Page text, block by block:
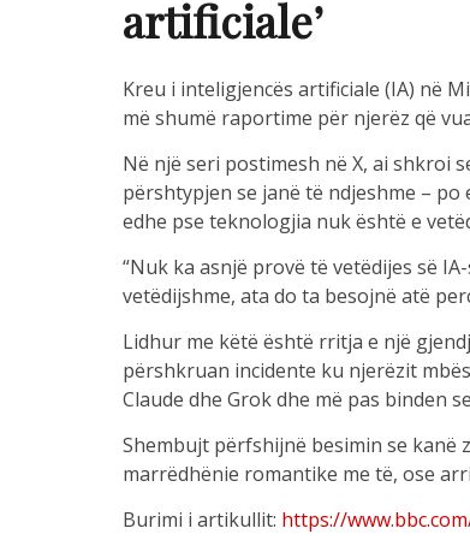
artificiale’
Kreu i inteligjencës artificiale (IA) në
më shumë raportime për njerëz që
Në një seri postimesh në X, ai shkroi
përshtypjen se janë të ndjeshme –
edhe pse teknologjia nuk është e
“Nuk ka asnjë provë të vetëdijes së
vetëdijshme, ata do ta besojnë atë
Lidhur me këtë është rritja e një
përshkruan incidente ku njerëzit
Claude dhe Grok dhe më pas binden
Shembujt përfshijnë besimin se
marrëdhënie romantike me të, ose
Burimi i artikullit: https://